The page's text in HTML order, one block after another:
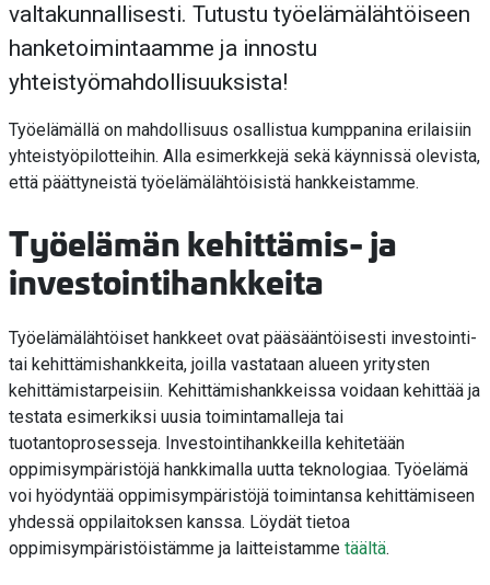
valtakunnallisesti. Tutustu työelämälähtöiseen
hanketoimintaamme ja innostu
yhteistyömahdollisuuksista!
Työelämällä on mahdollisuus osallistua kumppanina erilaisiin
yhteistyöpilotteihin. Alla esimerkkejä sekä käynnissä olevista,
että päättyneistä työelämälähtöisistä hankkeistamme.
Työelämän kehittämis- ja
investointihankkeita
Työelämälähtöiset hankkeet ovat pääsääntöisesti investointi-
tai kehittämishankkeita, joilla vastataan alueen yritysten
kehittämistarpeisiin. Kehittämishankkeissa voidaan kehittää ja
testata esimerkiksi uusia toimintamalleja tai
tuotantoprosesseja. Investointihankkeilla kehitetään
oppimisympäristöjä hankkimalla uutta teknologiaa. Työelämä
voi hyödyntää oppimisympäristöjä toimintansa kehittämiseen
yhdessä oppilaitoksen kanssa. Löydät tietoa
oppimisympäristöistämme ja laitteistamme täältä.